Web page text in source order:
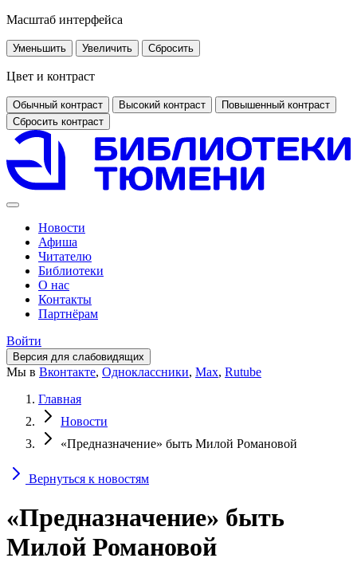
Масштаб интерфейса
Уменьшить Увеличить Сбросить
Цвет и контраст
Обычный контраст Высокий контраст
Повышенный контраст
Сбросить контраст
Новости
Афиша
Читателю
Библиотеки
О нас
Контакты
Партнёрам
Войти
Версия для слабовидящих
Мы в Вконтакте, Одноклассники, Max, Rutube
Главная
Новости
«Предназначение» быть Милой Романовой
Вернуться к новостям
«Предназначение» быть
Милой Романовой